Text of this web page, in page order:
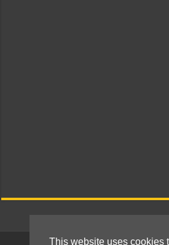
This website uses cookies